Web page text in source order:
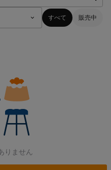
すべて 販売中
りません